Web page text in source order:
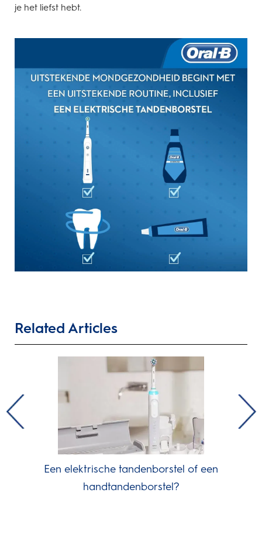
je het liefst hebt.
Related Articles
Een elektrische tandenborstel of een
handtandenborstel?